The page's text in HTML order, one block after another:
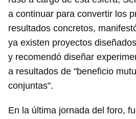
a continuar para convertir los
resultados concretos,
ya existen proyectos
y recomendó diseñar
a resultados de "beneficio
conjuntas".
En la última jornada del foro,